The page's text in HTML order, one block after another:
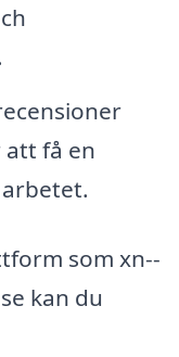
få en
som xn--
kan du